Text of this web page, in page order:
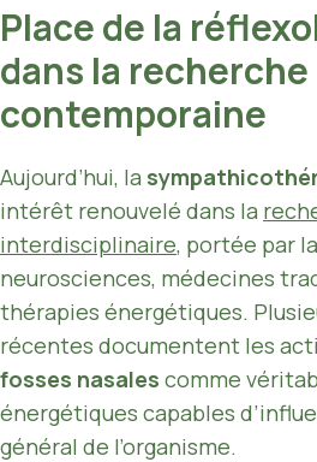
Place de la
dans la recherche
contemporaine
Aujourd’hui, la
intérêt renouvelé dans la
interdisciplinaire, portée par
neurosciences, médecines
thérapies énergétiques.
récentes documentent les
fosses nasales comme
énergétiques capables
général de l’organisme.